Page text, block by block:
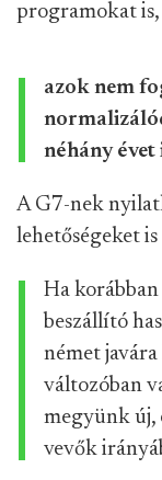
programokat is,
azok nem
néhány évet
A G7-nek
lehetőségeket
Ha
beszállító
német
változóban
megyünk új,
vevők